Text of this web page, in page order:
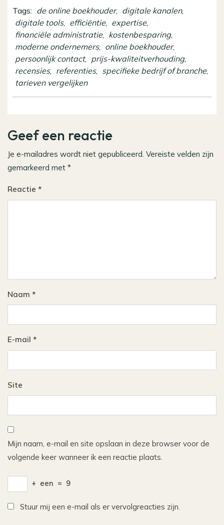
Tags: de online boekhouder, digitale kanalen,
digitale tools, efficiëntie, expertise,
financiële administratie, kostenbesparing,
moderne ondernemers, online boekhouder,
persoonlijk contact, prijs-kwaliteitverhouding,
recensies, referenties, specifieke bedrijf of branche,
tarieven vergelijken
Geef een reactie
Je e-mailadres wordt niet gepubliceerd. Vereiste velden zijn
gemarkeerd met *
Reactie *
Naam *
E-mail *
Site
Mijn naam, e-mail en site opslaan in deze browser voor de
volgende keer wanneer ik een reactie plaats.
+ een = 9
Stuur mij een e-mail als er vervolgreacties zijn.